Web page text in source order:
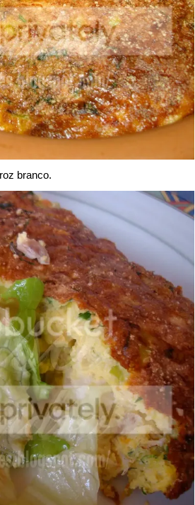
branco.